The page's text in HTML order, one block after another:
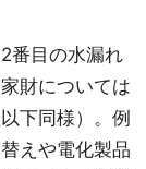
番目の水漏れ
財については
下同様）。例
えや電化製品